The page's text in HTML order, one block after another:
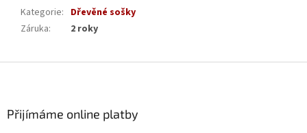
Kategorie: Dřevěné sošky
Záruka: 2 roky
Přijímáme online platby